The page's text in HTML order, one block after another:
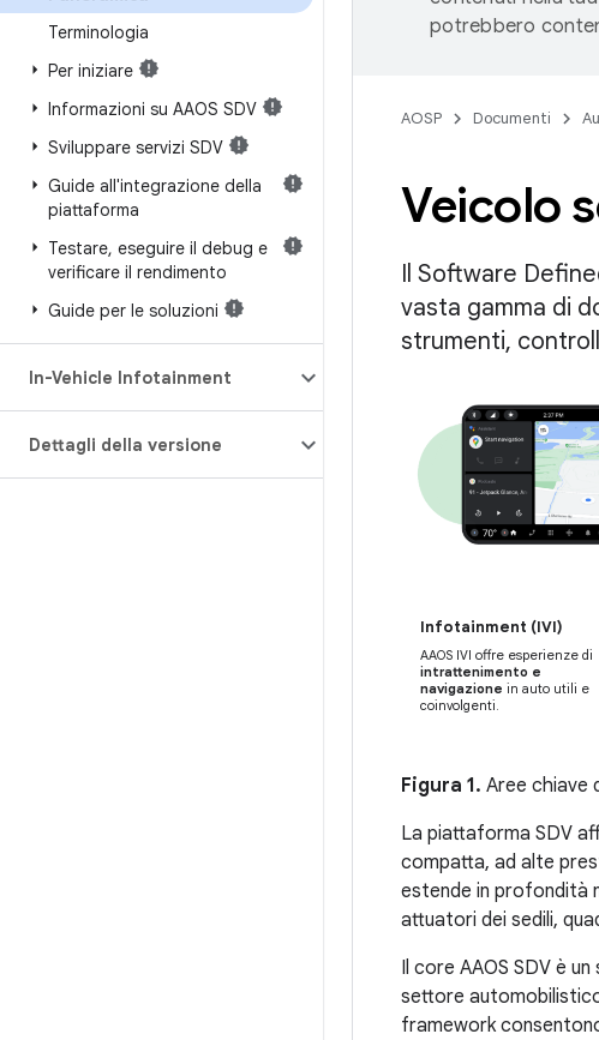
Terminologia
Per iniziare
Informazioni su AAOS SDV
Sviluppare servizi SDV
Guide all'integrazione della
piattaforma
Testare, eseguire il debug e
verificare il rendimento
Guide per le soluzioni
In-Vehicle Infotainment
Dettagli della versione
potrebbero
AOSP Documenti
Veicolo
Il Software
vasta gamma di
strumenti,
Infotainment (IVI)
AAOS IVI offre esperienze di
intrattenimento e
navigazione in auto utili e
coinvolgenti.
Figura 1. Aree chiave
La piattaforma SDV
compatta, ad alte
estende in profondità
attuatori dei sedili,
Il core AAOS SDV è
settore
framework